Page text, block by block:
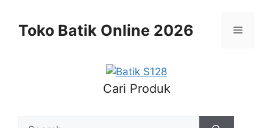
contentToko Batik Online 2026 Menu
Cari Produk